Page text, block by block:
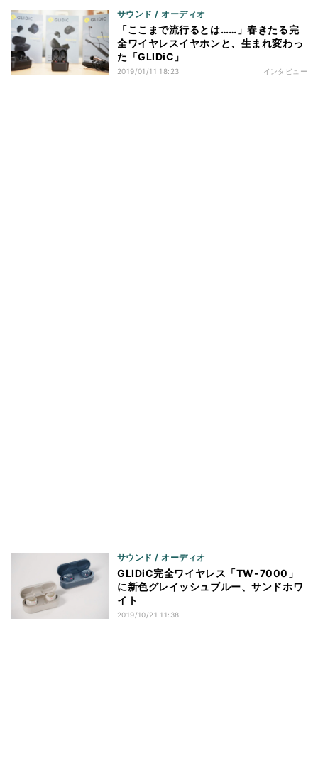
サウンド / オーディオ
「ここまで流行るとは……」春きたる完
全ワイヤレスイヤホンと、生まれ変わっ
た「GLIDiC」
2019/01/11 18:23 インタビュー
サウンド / オーディオ
GLIDiC完全ワイヤレス「TW-7000」
に新色グレイッシュブルー、サンドホワ
イト
2019/10/21 11:38